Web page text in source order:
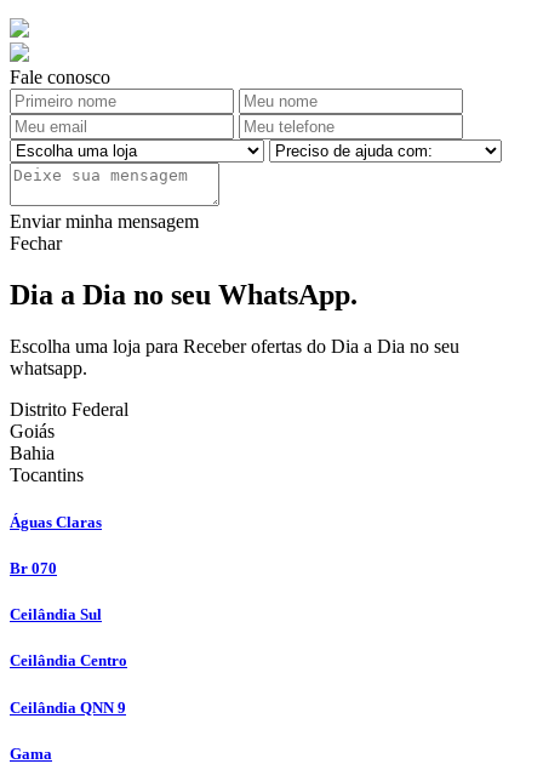
Fale conosco
Enviar minha mensagem
Fechar
Dia a Dia no seu WhatsApp.
Escolha uma loja para Receber ofertas do Dia a Dia no seu
whatsapp.
Distrito Federal
Goiás
Bahia
Tocantins
Águas Claras
Br 070
Ceilândia Sul
Ceilândia Centro
Ceilândia QNN 9
Gama